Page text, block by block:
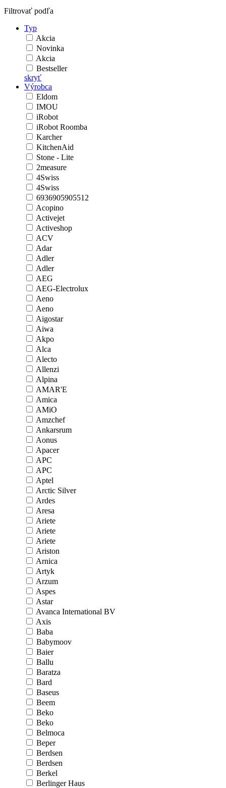
Filtrovať podľa
Typ
Akcia
Novinka
Akcia
Bestseller
skryť
Výrobca
Eldom
IMOU
iRobot
iRobot Roomba
Karcher
KitchenAid
Stone - Lite
2measure
4Swiss
4Swiss
6936905905512
Acopino
Activejet
Activeshop
ACV
Adar
Adler
Adler
AEG
AEG-Electrolux
Aeno
Aeno
Aigostar
Aiwa
Akpo
Alca
Alecto
Allenzi
Alpina
AMAR'E
Amica
AMiO
Amzchef
Ankarsrum
Aonus
Apacer
APC
APC
Aptel
Arctic Silver
Ardes
Aresa
Ariete
Ariete
Ariete
Ariston
Arnica
Artyk
Arzum
Aspes
Astar
Avanca International BV
Axis
Baba
Babymoov
Baier
Ballu
Baratza
Bard
Baseus
Beem
Beko
Beko
Belmoca
Beper
Berdsen
Berdsen
Berkel
Berlinger Haus